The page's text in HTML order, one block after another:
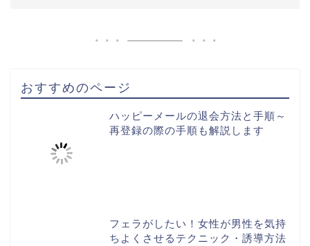
おすすめのページ
ハッピーメールの退会方法と手順～
再登録の際の手順も解説します
フェラがしたい！女性が男性を気持
ちよくさせるテクニック・誘導方法